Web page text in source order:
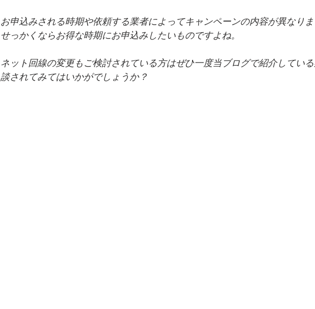
お申込みされる時期や依頼する業者によってキャンペーンの内容が異なり
せっかくならお得な時期にお申込みしたいものですよね。
ネット回線の変更もご検討されている方はぜひ一度当ブログで紹介してい
談されてみてはいかがでしょうか？